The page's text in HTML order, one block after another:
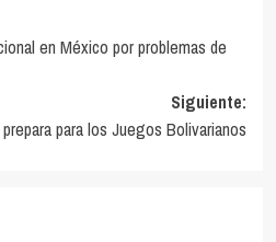
en México por problemas de
Siguiente:
para los Juegos Bolivarianos